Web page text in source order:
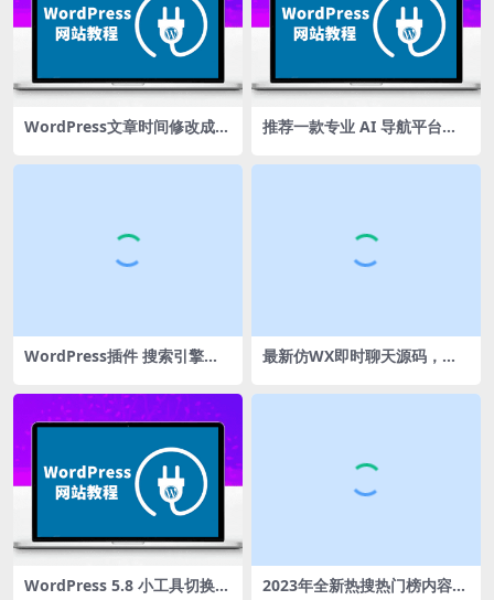
WordPress文章时间修改成几
推荐一款专业 AI 导航平台，
作资源
WordPress插件 搜索引擎抓
最新仿WX即时聊天源码，支
WordPress 5.8 小工具切换回
2023年全新热搜热门榜内容系